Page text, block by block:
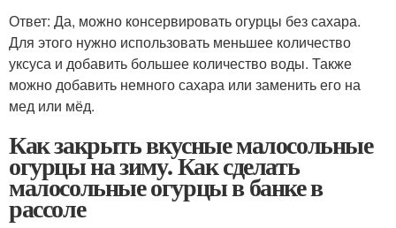
Ответ: Да, можно консервировать огурцы без сахара.
Для этого нужно использовать меньшее количество
уксуса и добавить большее количество воды. Также
можно добавить немного сахара или заменить его на
мед или мёд.
Как закрыть вкусные малосольные
огурцы на зиму. Как сделать
малосольные огурцы в банке в
рассоле